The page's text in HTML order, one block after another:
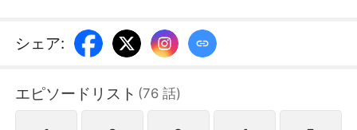
(てい せいねい)と出会ったことで、ついに結婚生活に
終止符を打つことを決意する。彼が離婚協議書を差し
ンしてしまう。一ヶ月後の冷静期間が過ぎ、ようやく
彼女はこの結婚が完全に終わったことを悟った。その
シェア:
エピソードリスト (76 話)